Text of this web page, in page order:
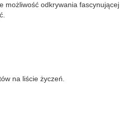
możliwość odkrywania fascynującej
na liście życzeń.